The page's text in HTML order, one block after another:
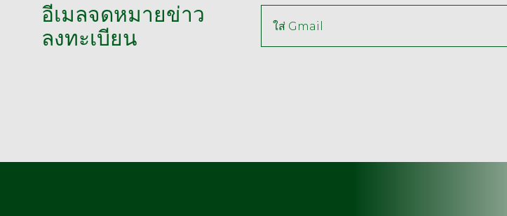
อีเมลจดหมายข่าว
ลงทะเบียน